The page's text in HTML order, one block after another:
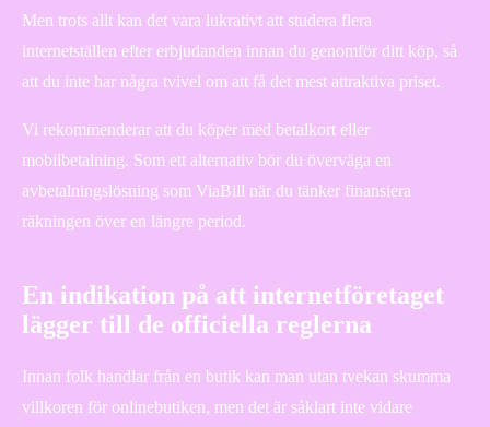
Men trots allt kan det vara lukrativt att studera flera
internetställen efter erbjudanden innan du genomför ditt köp, så
att du inte har några tvivel om att få det mest attraktiva priset.
Vi rekommenderar att du köper med betalkort eller
mobilbetalning. Som ett alternativ bör du överväga en
avbetalningslösning som ViaBill när du tänker finansiera
räkningen över en längre period.
En indikation på att internetföretaget
lägger till de officiella reglerna
Innan folk handlar från en butik kan man utan tvekan skumma
villkoren för onlinebutiken, men det är såklart inte vidare